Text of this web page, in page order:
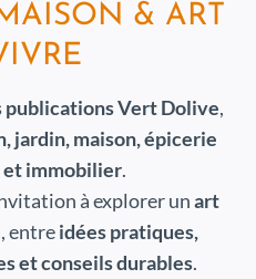
& ART
publications Vert Dolive,
jardin, maison, épicerie
immobilier.
à explorer unart
, entreidées pratiques,
et conseils durables.